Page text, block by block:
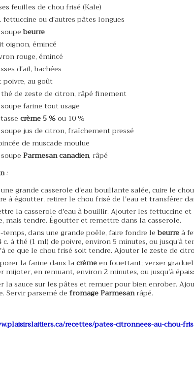
feuilles de chou frisé (Kale)
fettuccine ou d'autres pâtes longues
beurre
oignon, émincé
rouge, émincé
d'ail, hachées
poivre, au goût
thé de zeste de citron, râpé finement
soupe farine tout usage
crème 5 %ou 10 %
soupe jus de citron, fraîchement pressé
de muscade moulue
Parmesan canadien, râpé
:
grande casserole d'eau bouillante salée, cuire le
à égoutter, retirer le chou frisé de l'eau et transférer
la casserole d'eau à bouillir. Ajouter les fettuccine
mais tendre. Égoutter et remettre dans la casserole.
temps, dans une grande poêle, faire fondre le beurreà
c. à thé (1 ml) de poivre, environ 5 minutes, ou jusqu'à
ce que le chou frisé soit tendre. Ajouter le zeste de
la farine dans lacrèmeen fouettant; verser
mijoter, en remuant, environ 2 minutes, ou jusqu'à
la sauce sur les pâtes et remuer pour bien enrober.
Servir parsemé de fromage Parmesanrâpé.
recettes/pates-citronnees-au-chou-